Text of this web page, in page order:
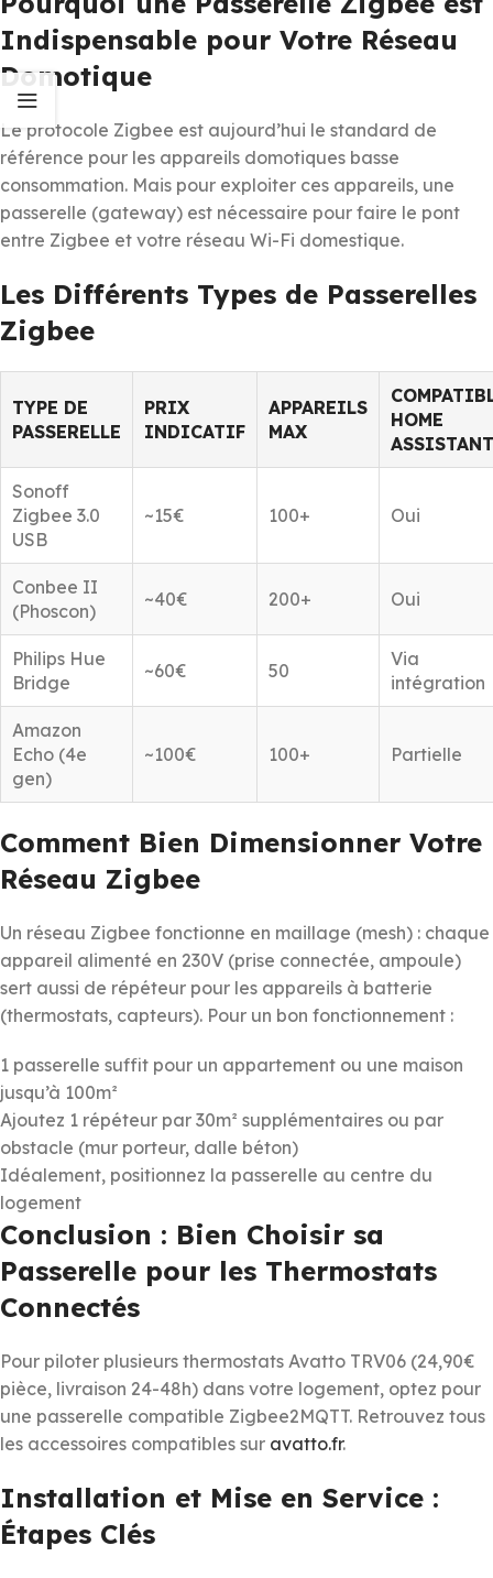
Indispensable pour Votre Réseau
Domotique
Le protocole Zigbee est aujourd’hui le standard de
référence pour les appareils domotiques basse
consommation. Mais pour exploiter ces appareils, une
passerelle (gateway) est nécessaire pour faire le pont
entre Zigbee et votre réseau Wi-Fi domestique.
Les Différents Types de Passerelles
Zigbee
TYPE DE
PASSERELLE
PRIX
INDICATIF
APPAREILS
MAX
HOME
ASSISTANT
Sonoff
Zigbee 3.0
USB
~15€ 100+ Oui
Conbee II
(Phoscon)
~40€ 200+ Oui
Philips Hue
Bridge
~60€ 50
Via
intégration
Amazon
Echo (4e
gen)
~100€ 100+ Partielle
Comment Bien Dimensionner Votre
Réseau Zigbee
Un réseau Zigbee fonctionne en maillage (mesh) : chaque
appareil alimenté en 230V (prise connectée, ampoule)
sert aussi de répéteur pour les appareils à batterie
(thermostats, capteurs). Pour un bon fonctionnement :
1 passerelle suffit pour un appartement ou une maison
jusqu’à 100m²
Ajoutez 1 répéteur par 30m² supplémentaires ou par
obstacle (mur porteur, dalle béton)
Idéalement, positionnez la passerelle au centre du
logement
Conclusion : Bien Choisir sa
Passerelle pour les Thermostats
Connectés
Pour piloter plusieurs thermostats Avatto TRV06 (24,90€
pièce, livraison 24-48h) dans votre logement, optez pour
une passerelle compatible Zigbee2MQTT. Retrouvez tous
les accessoires compatibles sur avatto.fr.
Installation et Mise en Service :
Étapes Clés